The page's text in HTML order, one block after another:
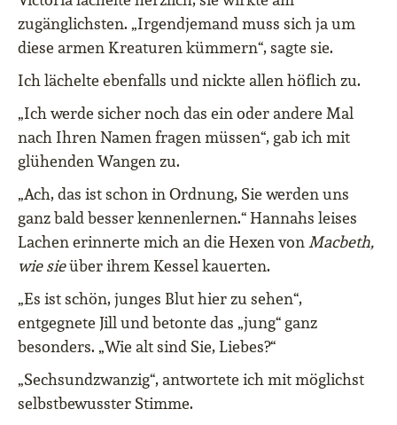
zugänglichsten. „Irgendjemand muss sich ja um
diese armen Kreaturen kümmern“, sagte sie.
Ich lächelte ebenfalls und nickte allen höflich zu.
„Ich werde sicher noch das ein oder andere Mal
nach Ihren Namen fragen müssen“, gab ich mit
glühenden Wangen zu.
„Ach, das ist schon in Ordnung, Sie werden uns
ganz bald besser kennenlernen.“ Hannahs leises
Lachen erinnerte mich an die Hexen vonMacbeth,
wie sieüber ihrem Kessel kauerten.
„Es ist schön, junges Blut hier zu sehen“,
entgegnete Jill und betonte das „jung“ ganz
besonders. „Wie alt sind Sie, Liebes?“
„Sechsundzwanzig“, antwortete ich mit möglichst
selbstbewusster Stimme.